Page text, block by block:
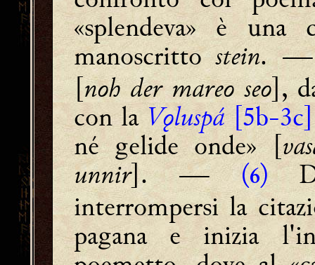
«splendeva» è una
manoscrittostein.
[noh der mareo seo],
con la Vǫluspá[5b-3c]
né gelide onde» [
unnir]. ―(6)
interrompersi la
pagana e inizia